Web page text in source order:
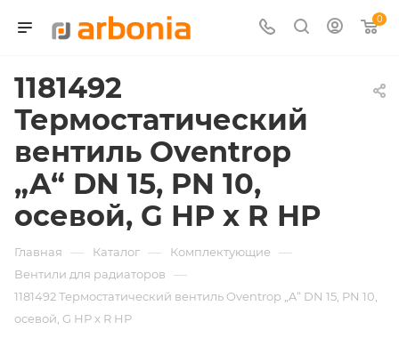
0
1181492
Термостатический
вентиль Oventrop
„A“ DN 15, PN 10,
осевой, G НР x R НР
Главная — Каталог — Комплектующие —
Вентили для радиаторов —
1181492 Термостатический вентиль Oventrop „A“ DN 15, PN 10,
осевой, G НР x R НР